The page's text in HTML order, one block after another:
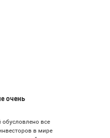
очень
обусловлено все
в мире